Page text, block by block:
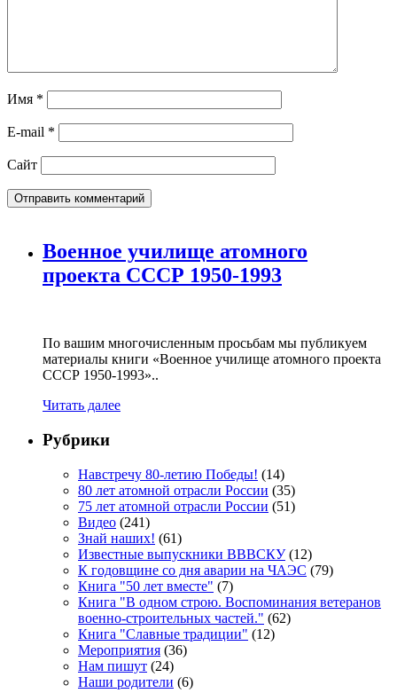
Имя *
E-mail *
Сайт
Военное училище атомного
проекта СССР 1950-1993
По вашим многочисленным просьбам мы публикуем
материалы книги «Военное училище атомного проекта
СССР 1950-1993»..
Читать далее
Рубрики
Навстречу 80-летию Победы! (14)
80 лет атомной отрасли России (35)
75 лет атомной отрасли России (51)
Видео (241)
Знай наших! (61)
Известные выпускники ВВВСКУ(12)
К годовщине со дня аварии на ЧАЭС (79)
Книга "50 лет вместе" (7)
Книга "В одном строю. Воспоминания ветеранов
военно-строительных частей." (62)
Книга "Славные традиции" (12)
Мероприятия (36)
Нам пишут (24)
Наши родители (6)